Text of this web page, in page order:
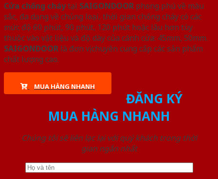
Cửa chống cháytại SAIGONDOOR phong phú về màu
sắc, đa dạng về chủng loại, thời gian chống cháy có các
mức độ 60 phút, 90 phút, 120 phút hoặc lâu hơn tùy
thuộc vào vật liệu và độ dày của cánh cửa: 45mm, 50mm.
SAIGONDOOR là đơn vị chuyên cung cấp các sản phẩm
chất lượng cao.
MUA HÀNG NHANH
ĐĂNG KÝ
MUA HÀNG NHANH
Chúng tôi sẽ liên lạc lại với quý khách trong thời
gian ngắn nhất